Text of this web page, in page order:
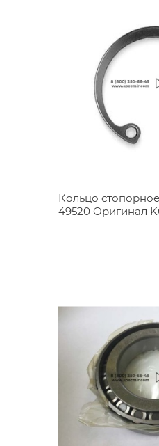
Кольцо стопорное
49520 Оригинал